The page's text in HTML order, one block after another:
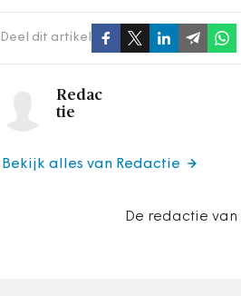
Deel dit artikel
Redac
tie
De redactie
Bekijk alles van Redactie